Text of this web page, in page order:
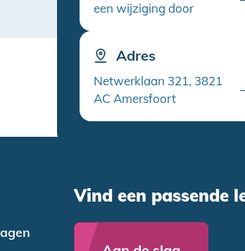
een wijziging door
Adres
Netwerklaan 321, 3821
AC Amersfoort
Vind een passende